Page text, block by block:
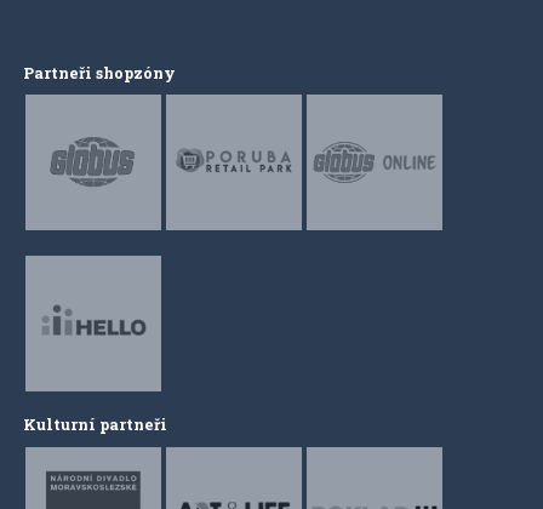
Partneři shopzóny
Kulturní partneři